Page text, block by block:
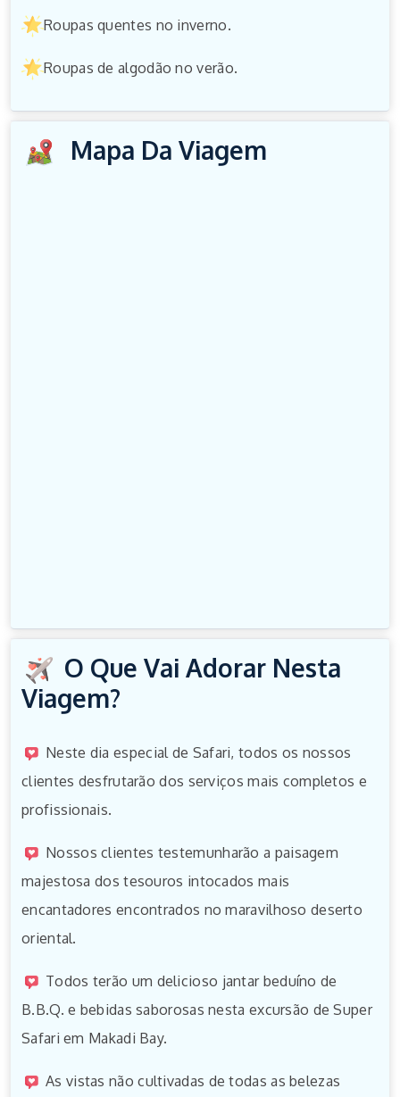
Roupas quentes no inverno.
Roupas de algodão no verão.
Mapa Da Viagem
O Que Vai Adorar Nesta
Viagem?
Neste dia especial de Safari, todos os nossos
clientes desfrutarão dos serviços mais completos e
profissionais.
Nossos clientes testemunharão a paisagem
majestosa dos tesouros intocados mais
encantadores encontrados no maravilhoso deserto
oriental.
Todos terão um delicioso jantar beduíno de
B.B.Q. e bebidas saborosas nesta excursão de Super
Safari em Makadi Bay.
As vistas não cultivadas de todas as belezas